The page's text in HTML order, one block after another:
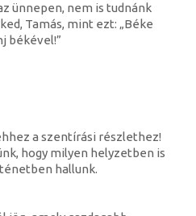
ünnepen, nem is tudnánk
Tamás, mint ezt: „Béke
békével!”
a szentírási részlethez!
hogy milyen helyzetben is
hallunk.